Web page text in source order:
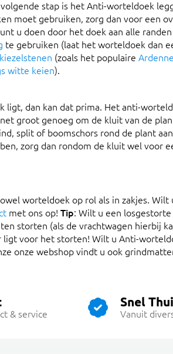
stap is het Anti-worteldoek
moet gebruiken, zorg dan voor een
u doen door het doek aan alle
te gebruiken (laat het worteldoek dan
kiezelstenen (zoals het populaire
witte keien).
ligt, dan kan dat prima. Het anti-
groot genoeg om de kluit van de
split of boomschors rond de plant
zorg dan rondom de kluit wel voor
worteldoek op rol als in zakjes. Wilt
met ons op! Tip: Wilt u een
storten (als de vrachtwagen hierbij
voor het storten! Wilt u Anti-
onze webshop vindt u ook
& service
Snel
Vanuit